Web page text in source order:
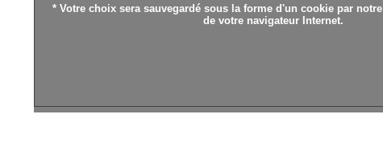
* Votre choix sera sauvegardé sous la forme d'un cookie par
de votre navigateur Internet.